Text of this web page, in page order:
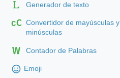
Generador de texto
cC Convertidor de mayúsculas y
minúsculas
Contador de Palabras
Emoji